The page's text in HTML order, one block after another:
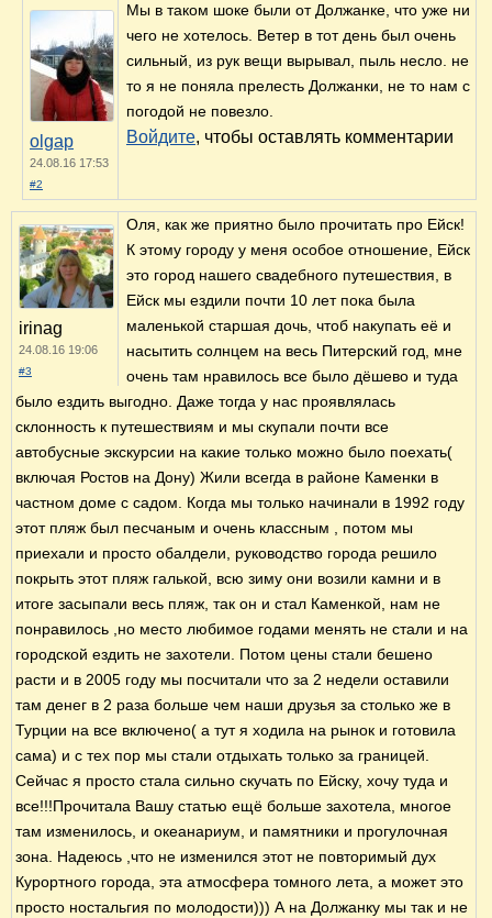
olgap
24.08.16 17:53
#2
Мы в таком шоке были от Должанке, что уже ни
чего не хотелось. Ветер в тот день был очень
сильный, из рук вещи вырывал, пыль несло. не
то я не поняла прелесть Должанки, не то нам с
погодой не повезло.
Войдите, чтобы оставлять комментарии
irinag
24.08.16 19:06
#3
Оля, как же приятно было прочитать про Ейск!
К этому городу у меня особое отношение, Ейск
это город нашего свадебного путешествия, в
Ейск мы ездили почти 10 лет пока была
маленькой старшая дочь, чтоб накупать её и
насытить солнцем на весь Питерский год, мне
очень там нравилось все было дёшево и туда
было ездить выгодно. Даже тогда у нас проявлялась
склонность к путешествиям и мы скупали почти все
автобусные экскурсии на какие только можно было поехать(
включая Ростов на Дону) Жили всегда в районе Каменки в
частном доме с садом. Когда мы только начинали в 1992 году
этот пляж был песчаным и очень классным , потом мы
приехали и просто обалдели, руководство города решило
покрыть этот пляж галькой, всю зиму они возили камни и в
итоге засыпали весь пляж, так он и стал Каменкой, нам не
понравилось ,но место любимое годами менять не стали и на
городской ездить не захотели. Потом цены стали бешено
расти и в 2005 году мы посчитали что за 2 недели оставили
там денег в 2 раза больше чем наши друзья за столько же в
Турции на все включено( а тут я ходила на рынок и готовила
сама) и с тех пор мы стали отдыхать только за границей.
Сейчас я просто стала сильно скучать по Ейску, хочу туда и
все!!!Прочитала Вашу статью ещё больше захотела, многое
там изменилось, и океанариум, и памятники и прогулочная
зона. Надеюсь ,что не изменился этот не повторимый дух
Курортного города, эта атмосфера томного лета, а может это
просто ностальгия по молодости))) А на Должанку мы так и не